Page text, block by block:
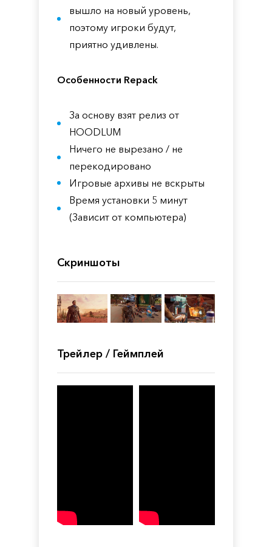
вышло на новый уровень,
поэтому игроки будут,
приятно удивлены.
Особенности Repack
За основу взят релиз от
HOODLUM
Ничего не вырезано / не
перекодировано
Игровые архивы не вскрыты
Время установки 5 минут
(Зависит от компьютера)
Скриншоты
Трейлер / Геймплей